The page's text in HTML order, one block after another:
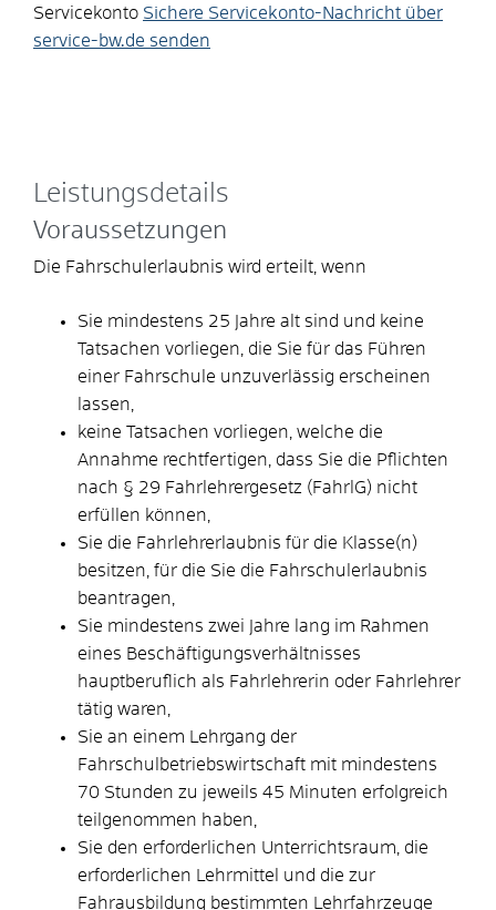
Servicekonto Sichere Servicekonto-Nachricht über
service-bw.de senden
Leistungsdetails
Voraussetzungen
Die Fahrschulerlaubnis wird erteilt, wenn
Sie mindestens 25 Jahre alt sind und keine
Tatsachen vorliegen, die Sie für das Führen
einer Fahrschule unzuverlässig erscheinen
lassen,
keine Tatsachen vorliegen, welche die
Annahme rechtfertigen, dass Sie die Pflichten
nach § 29 Fahrlehrergesetz (FahrlG) nicht
erfüllen können,
Sie die Fahrlehrerlaubnis für die Klasse(n)
besitzen, für die Sie die Fahrschulerlaubnis
beantragen,
Sie mindestens zwei Jahre lang im Rahmen
eines Beschäftigungsverhältnisses
hauptberuflich als Fahrlehrerin oder Fahrlehrer
tätig waren,
Sie an einem Lehrgang der
Fahrschulbetriebswirtschaft mit mindestens
70 Stunden zu jeweils 45 Minuten erfolgreich
teilgenommen haben,
Sie den erforderlichen Unterrichtsraum, die
erforderlichen Lehrmittel und die zur
Fahrausbildung bestimmten Lehrfahrzeuge